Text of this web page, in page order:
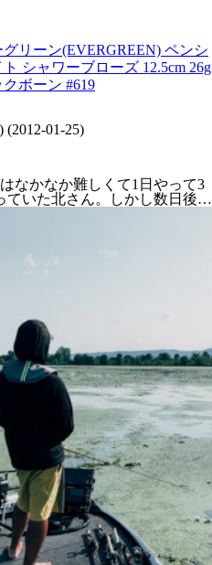
グリーン(EVERGREEN) ペンシ
ト シャワーブローズ 12.5cm 26g
ボーン #619
01-25)
なかなか難しくて1日やって3
ていた北さん。しかし数日後…